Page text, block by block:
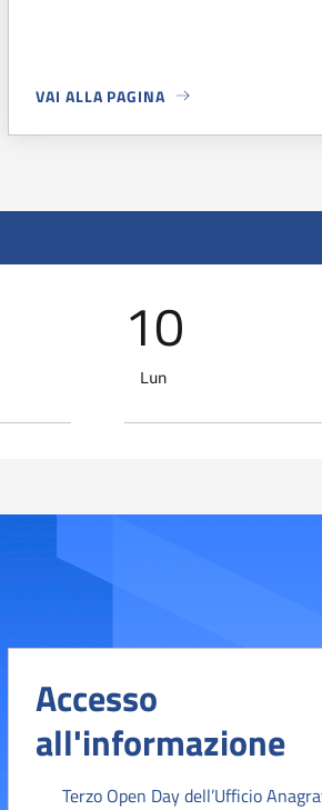
PER PROTEGGERSI DALLE
VAI ALLA PAGINA
A PROPOSITO DICONVOCAZIONE
10
Lun
Accesso
all'informazione
Terzo Open Day dell’Ufficio